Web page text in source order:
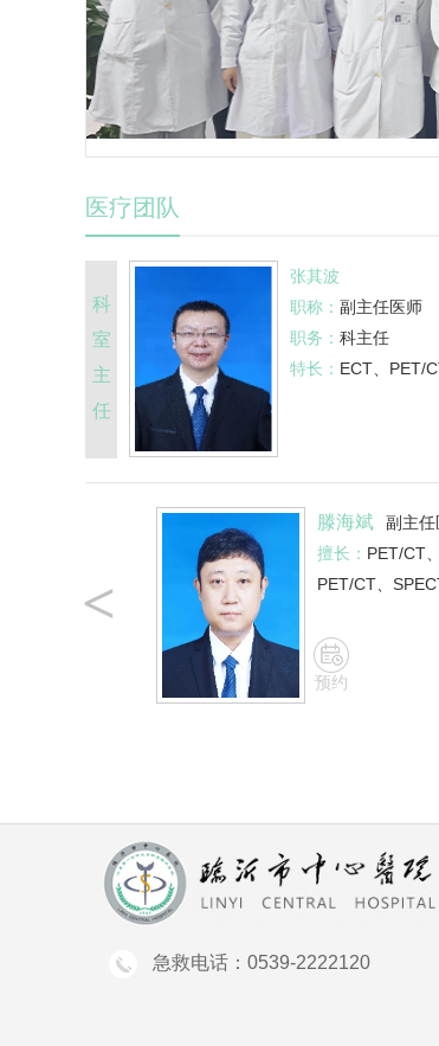
医疗团队
科
室
主
任
张其波
职称： 副主任医师
职务： 科主任
特长： ECT、PET/
滕海斌
副主任
擅长： PET/CT
PET/CT、
预约
<
急救电话：0539-2222120